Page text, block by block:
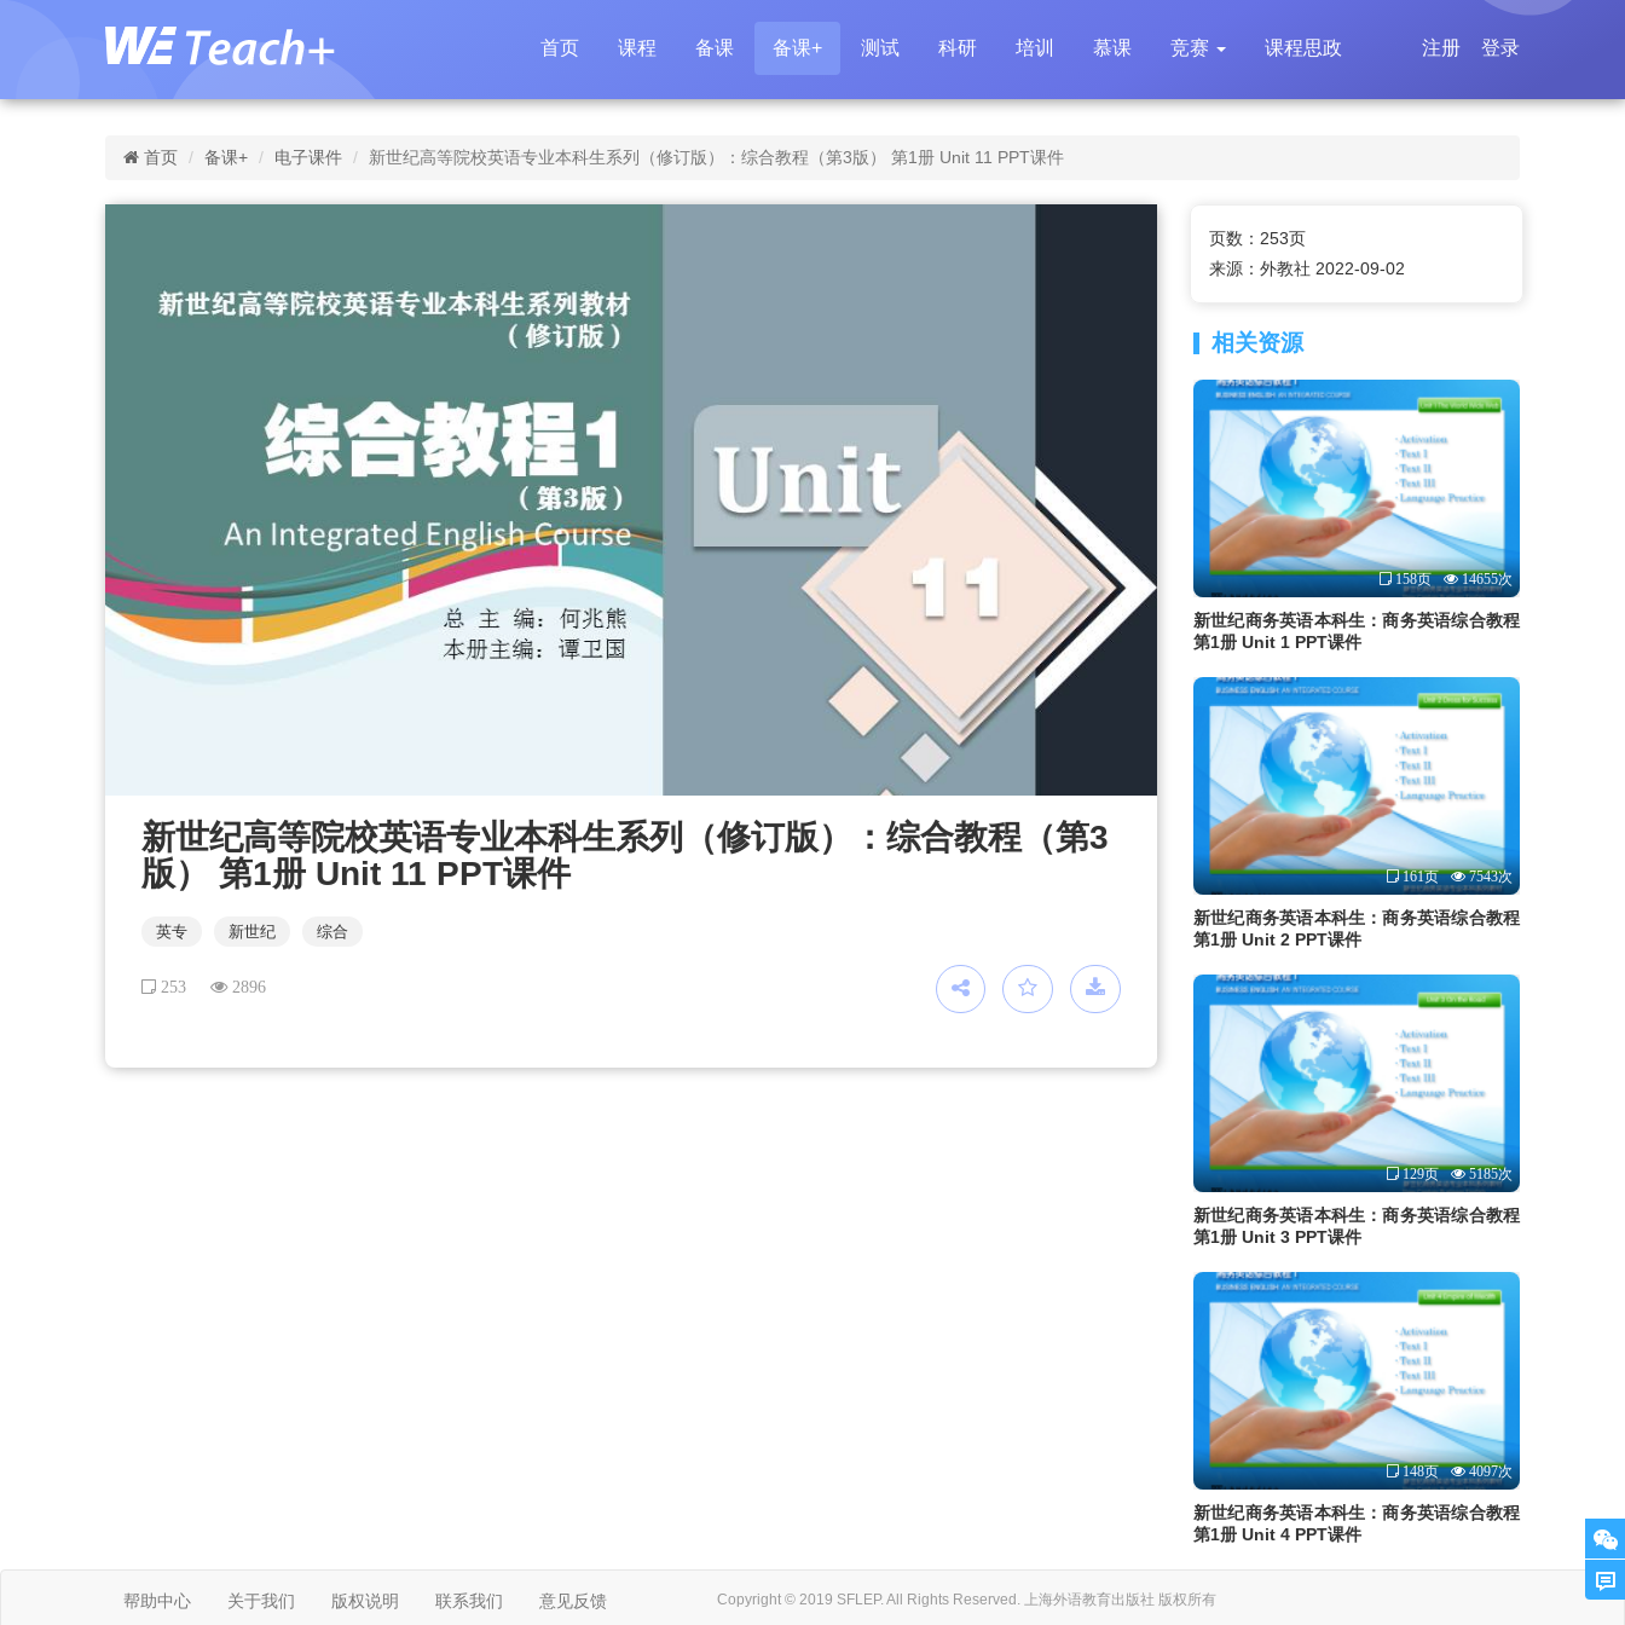
首页 课程 备课 备课+ 测试 科研 培训 慕课 竞赛 课程思政 登录
注册
首页 备课+ 电子课件 新世纪高等院校英语专业本科生系列（修订版）：综合教程（第3版） 第1册 Unit 11 PPT课件
新世纪高等院校英语专业本科生系列（修订版）：综合教程（第3
版） 第1册 Unit 11 PPT课件
英专 新世纪 综合
253 2896
页数：253页
来源：外教社 2022-09-02
相关资源
158页 14655次
新世纪商务英语本科生：商务英语综合教程
第1册 Unit 1 PPT课件
161页 7543次
新世纪商务英语本科生：商务英语综合教程
第1册 Unit 2 PPT课件
129页 5185次
新世纪商务英语本科生：商务英语综合教程
第1册 Unit 3 PPT课件
148页 4097次
新世纪商务英语本科生：商务英语综合教程
第1册 Unit 4 PPT课件
帮助中心 关于我们 版权说明 联系我们 意见反馈 Copyright © 2019 SFLEP. All Rights Reserved. 上海外语教育出版社 版权所有